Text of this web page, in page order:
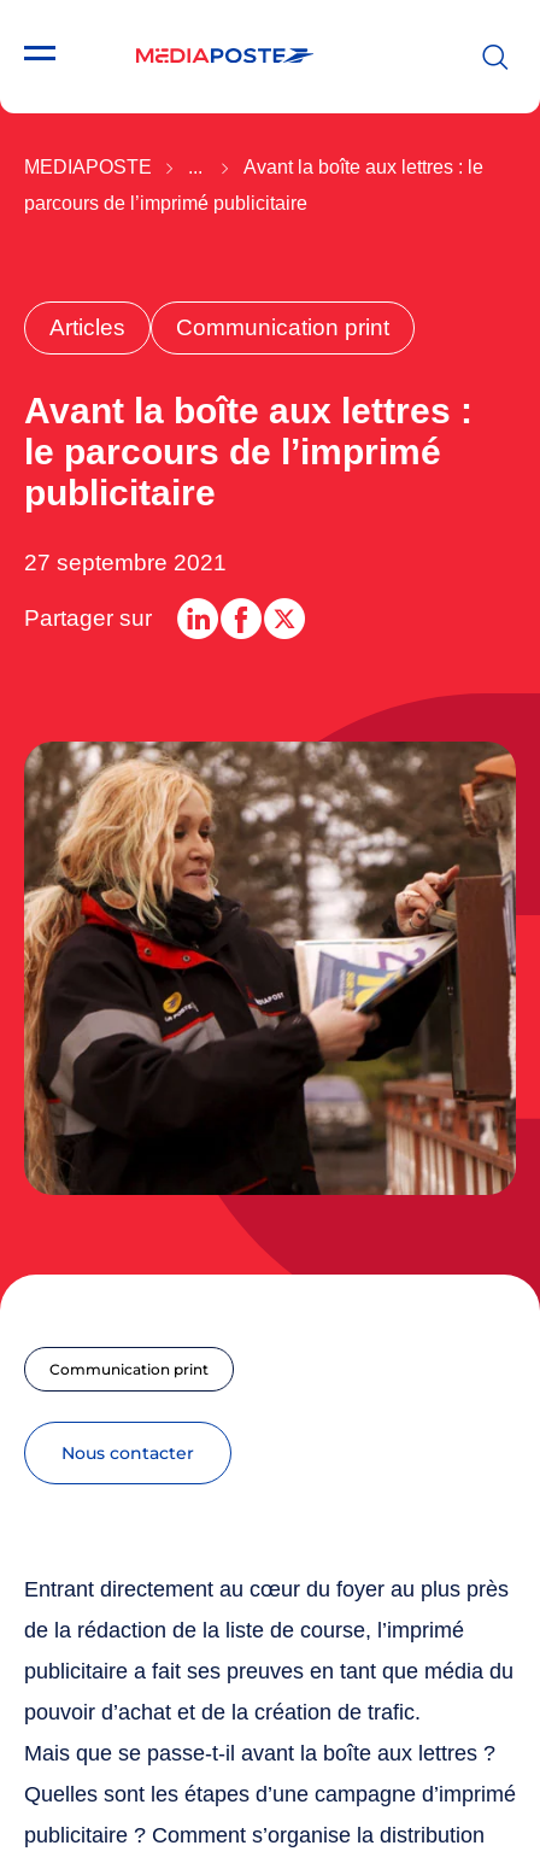
MEDIAPOSTE ...
Avant la boîte aux lettres : le
parcours de l’imprimé publicitaire
Articles Communication print
Avant la boîte aux lettres :
le parcours de l’imprimé
publicitaire
27 septembre 2021
Partager sur
Communication print
nous contacter
Entrant directement au cœur du foyer au plus près
de la rédaction de la liste de course, l’imprimé
publicitaire a fait ses preuves en tant que média du
pouvoir d’achat et de la création de trafic.
Mais que se passe-t-il avant la boîte aux lettres ?
Quelles sont les étapes d’une campagne d’imprimé
publicitaire ? Comment s’organise la distribution